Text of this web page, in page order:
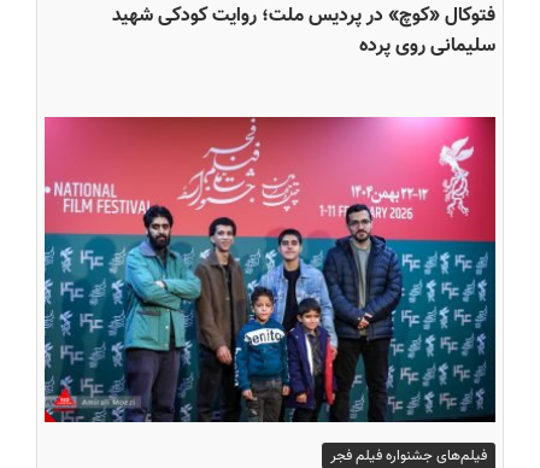
فتوکال «کوچ» در پردیس ملت؛ روایت کودکی شهید
سلیمانی روی پرده
فیلم‌های جشنواره فیلم فجر